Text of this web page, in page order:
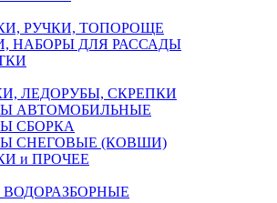
РУЧКИ, ТОПОРОЩЕ
НАБОРЫ ДЛЯ РАССАДЫ
ЛЕДОРУБЫ, СКРЕПКИ
АВТОМОБИЛЬНЫЕ
СБОРКА
СНЕГОВЫЕ (КОВШИ)
и ПРОЧЕЕ